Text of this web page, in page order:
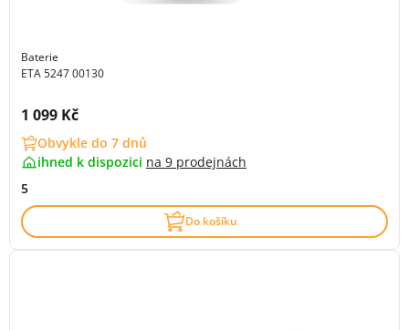
Baterie
ETA 5247 00130
Cena s DPH:
1 099 Kč
Obvykle do 7 dnů
ihned k dispozici na 9 prodejnách
5
Do košíku